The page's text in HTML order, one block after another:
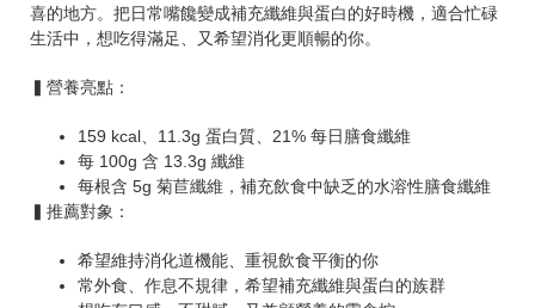
喜的地方。把日常嘴饞變成補充纖維與蛋白的好時機，適合忙碌
生活中，想吃得滿足、又希望消化更順暢的你。
▍營養亮點：
159 kcal、11.3g 蛋白質、21% 每日膳食纖維
每 100g 含 13.3g 纖維
每根含 5g 菊苣纖維，補充飲食中缺乏的水溶性膳食纖維
▍推薦對象：
希望維持消化道機能、重視飲食平衡的你
常外食、作息不規律，希望補充纖維與蛋白的族群